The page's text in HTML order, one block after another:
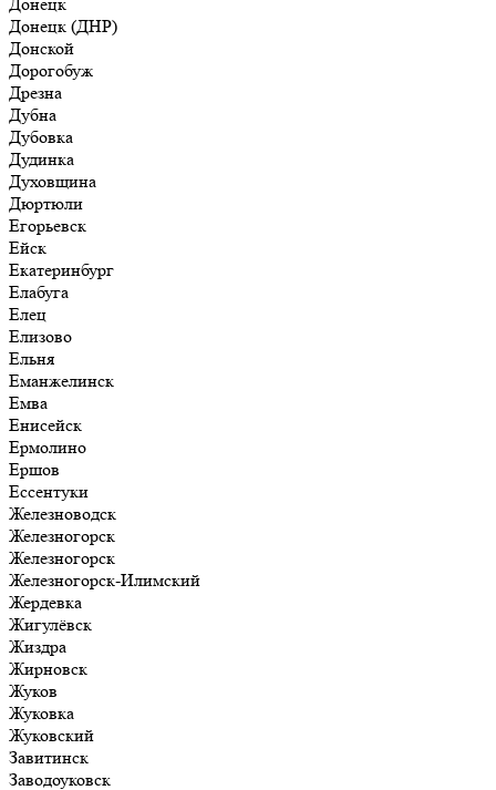
Донецк (ДНР)
Донской
Дорогобуж
Дрезна
Дубна
Дубовка
Дудинка
Духовщина
Дюртюли
Егорьевск
Ейск
Екатеринбург
Елабуга
Елец
Елизово
Ельня
Еманжелинск
Емва
Енисейск
Ермолино
Ершов
Ессентуки
Железноводск
Железногорск
Железногорск
Железногорск-Илимский
Жердевка
Жигулёвск
Жиздра
Жирновск
Жуков
Жуковка
Жуковский
Завитинск
Заводоуковск